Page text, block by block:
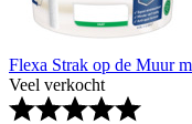
Flexa Strak op de Muur
Veel verkocht